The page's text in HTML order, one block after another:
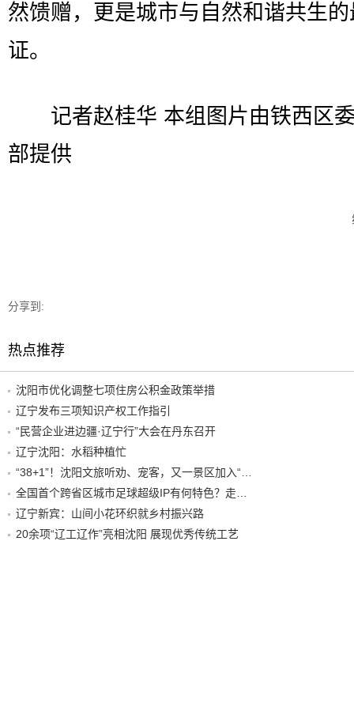
然馈赠，更是城市与自然和谐共生
证。
记者赵桂华 本组图片由铁西区
部提供
分享到:
热点推荐
沈阳市优化调整七项住房公积金政策举措
辽宁发布三项知识产权工作指引
“民营企业进边疆·辽宁行”大会在丹东召开
辽宁沈阳：水稻种植忙
辽宁新宾：山间小花环织就乡村振兴路
20余项“辽工辽作”亮相沈阳 展现优秀传统工艺